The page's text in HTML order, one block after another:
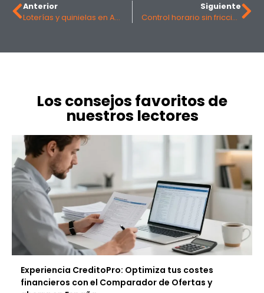
Anterior
Loterías y quinielas en Argentina: los resultados del día y cómo consultarlos
Siguiente
Control horario sin fricción: cómo las apps de fichar en el trabajo impulsan la productividad en equipos híbridos
Los consejos favoritos de
nuestros lectores
Experiencia CreditoPro: Optimiza tus costes
financieros con el Comparador de Ofertas y